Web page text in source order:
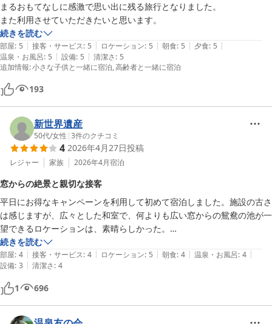
まるおもてなしに感激で思い出に残る旅行となりました。
また利用させていただきたいと思います。
続きを読む
部屋: 5 | 接客・サービス: 5 | ロケーション: 5 | 朝食: 5 | 夕食: 5 |
温泉・お風呂: 5 | 設備: 5 | 清潔さ: 5
追加情報:小さな子供と一緒に宿泊 高齢者と一緒に宿泊
193
新世界遺産
50代/女性 |3件のクチコミ
4 2026年4月27日投稿
レジャー 家族 2026年4月宿泊
窓からの絶景と親切な接客
平日にお得なキャンペーンを利用して初めて宿泊しました。施設の古さ
は感じますが、広々とした和室で、何よりも広い窓からの鴛鴦の池が一
望できるロケーションは、素晴らしかった。
外国人の従業員の方が多いですが、にこやかで、気持ちのいい接客をし
ていただきました。
まだ日本語がそれほど流暢ではなかったですが、日本庭園への出口を探
している私にすぐに気づいて教えてくれました。
後から追いかけてきてくれて、夫婦2人の写真を庭園と池をバックに撮
っていただき、親切さに気持ちが和みました。
続きを読む
部屋: 4 | 接客・サービス: 4 | ロケーション: 5 | 朝食: 4 | 温泉・お風呂: 4 |
設備: 3 | 清潔さ: 4
1 696